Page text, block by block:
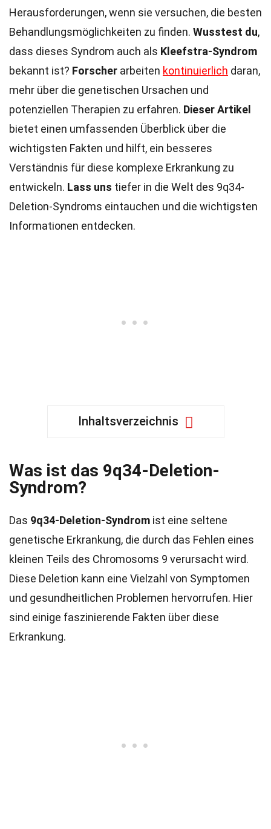
Herausforderungen, wenn sie versuchen, die besten
Behandlungsmöglichkeiten zu finden. Wusstest du,
dass dieses Syndrom auch als Kleefstra-Syndrom
bekannt ist? Forscher arbeiten kontinuierlich daran,
mehr über die genetischen Ursachen und
potenziellen Therapien zu erfahren. Dieser Artikel
bietet einen umfassenden Überblick über die
wichtigsten Fakten und hilft, ein besseres
Verständnis für diese komplexe Erkrankung zu
entwickeln. Lass uns tiefer in die Welt des 9q34-
Deletion-Syndroms eintauchen und die wichtigsten
Informationen entdecken.
Inhaltsverzeichnis
Was ist das 9q34-Deletion-
Syndrom?
Das 9q34-Deletion-Syndrom ist eine seltene
genetische Erkrankung, die durch das Fehlen eines
kleinen Teils des Chromosoms 9 verursacht wird.
Diese Deletion kann eine Vielzahl von Symptomen
und gesundheitlichen Problemen hervorrufen. Hier
sind einige faszinierende Fakten über diese
Erkrankung.